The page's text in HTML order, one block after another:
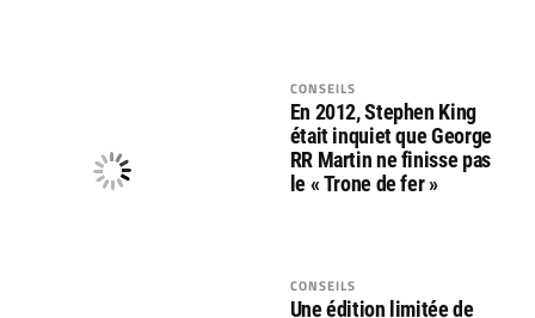
CONSEILS
En 2012, Stephen King
était inquiet que George
RR Martin ne finisse pas
le « Trone de fer »
CONSEILS
Une édition limitée de